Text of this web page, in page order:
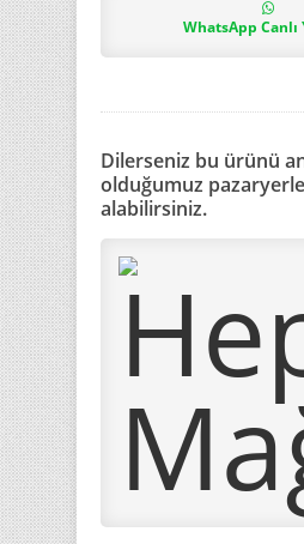
WhatsApp Canlı
Dilerseniz bu ürünü
olduğumuz
alabilirsiniz.